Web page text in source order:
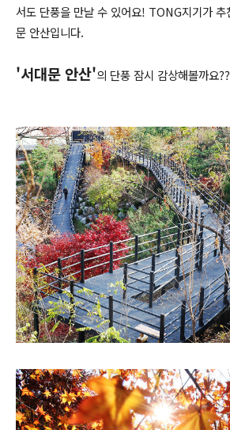
서도 단풍을 만날 수 있어요! TONG지기가 추
문 안산입니다.
'서대문 안산'의 단풍 잠시 감상해볼까요??